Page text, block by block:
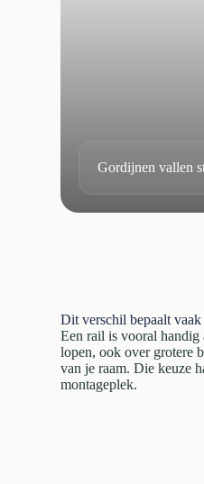
Gordijnen vallen
Dit verschil bepaalt vaak
Een rail is vooral
lopen, ook over grotere
van je raam. Die keuze
montageplek.